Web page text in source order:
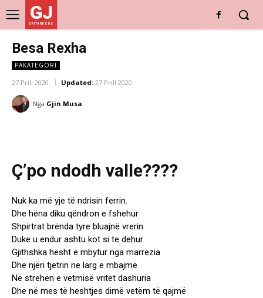
GJ
DRITARE E RE
Besa Rexha
PAKATEGORI
27 Prill 2020 Updated: 27 Prill 2020
Nga Gjin Musa
Ç’po ndodh valle????
Nuk ka më yje të ndrisin ferrin.
Dhe hëna diku qëndron e fshehur
Shpirtrat brënda tyre bluajnë vrerin
Duke u endur ashtu kot si te dehur
Gjithshka hesht e mbytur nga marrezia
Dhe njëri tjetrin ne larg e mbajmë
Në strehën e vetmisë vritet dashuria
Dhe në mes të heshtjes dimë vetëm të qajmë